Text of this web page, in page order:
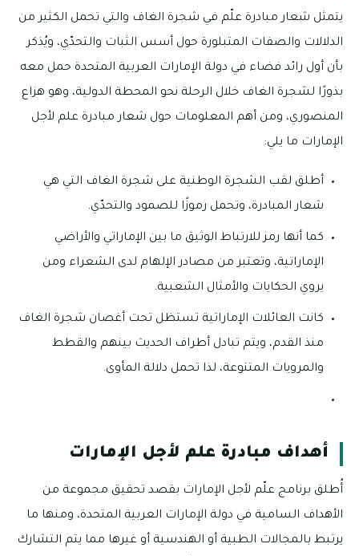
يتمثل شعار مبادرة علّم في شجرة الغاف والتي تحمل الكثير من
الدلالات والصفات المتبلورة حول أسس الثبات والتحدّي، ويُذكر
بأن أول رائد فضاء في دولة الإمارات العربية المتحدة حمل معه
بذورًا لشجرة الغاف خلال الرحلة نحو المحطة الدولية، وهو هزاع
المنصوري، ومن أهم المعلومات حول شعار مبادرة علم لأجل
الإمارات ما يلي:
أطلق لقب الشجرة الوطنية على شجرة الغاف التي هي
شعار المبادرة، وتحمل رموزًا للصمود والتحدّي.
كما أنها رمز للارتباط الوثيق ما بين الإماراتي والأراضي
الإماراتية، وتعتبر من مصادر الإلهام لدى الشعراء ومن
يروي الحكايات والأمثال الشعبية.
كانت العائلات الإماراتية تستظل تحت أغصان شجرة الغاف
منذ القدم، ويتم تبادل أطراف الحديث بينهم والقطط
والمرويات المتنوعة، لذا تحمل دلالة المأوى.
أهداف مبادرة علم لأجل الإمارات
أُطلق برنامج علّم لأجل الإمارات بقصد تحقيق مجموعة من
الأهداف السامية في دولة الإمارات العربية المتحدة، ومنها ما
يرتبط بالمجالات الطبية أو الهندسية أو غيرها مما يتم التشارك